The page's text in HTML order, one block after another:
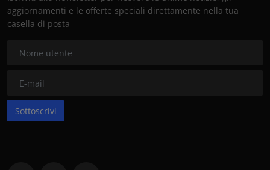
aggiornamenti e le offerte speciali direttamente nella tua
casella di posta
Sottoscrivi